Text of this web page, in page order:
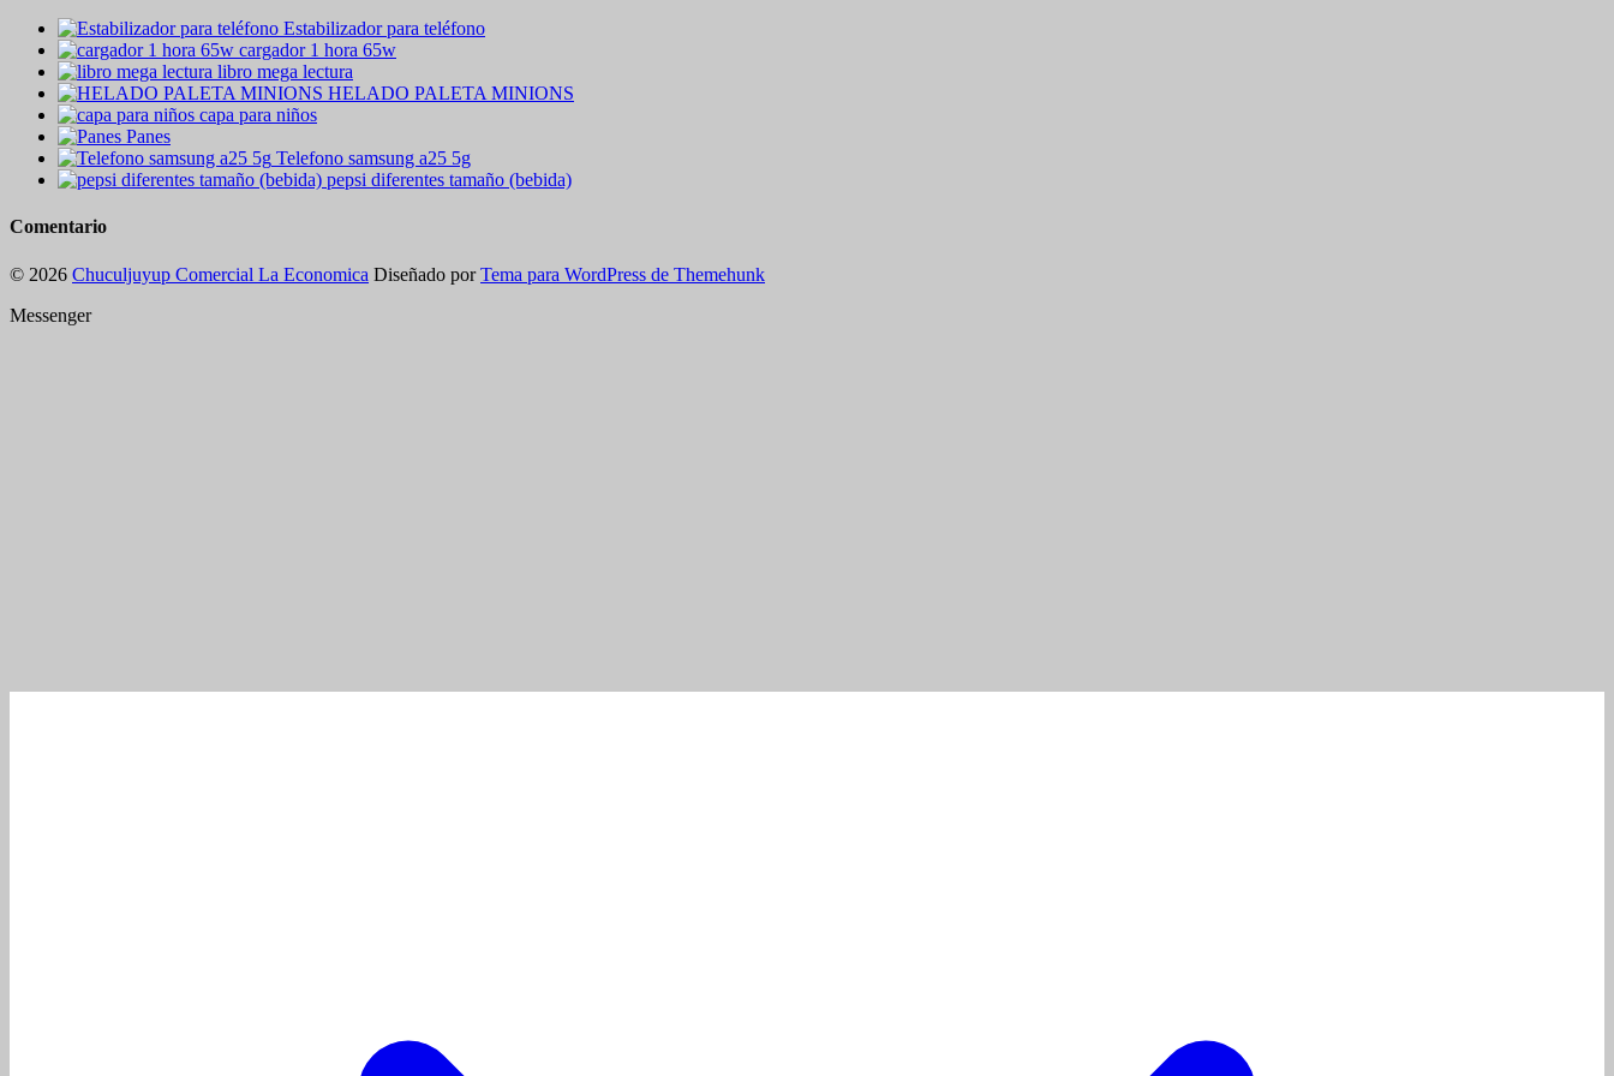
Estabilizador para teléfono
cargador 1 hora 65w
libro mega lectura
HELADO PALETA MINIONS
capa para niños
Panes
Telefono samsung a25 5g
pepsi diferentes tamaño (bebida)
Comentario
© 2026 Chuculjuyup Comercial La Economica Diseñado por Tema para WordPress de Themehunk
Messenger